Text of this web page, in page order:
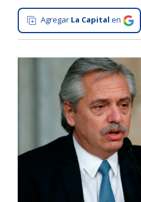
Gastronomía
Salud
Interés
Arte
Agregar La Capital en